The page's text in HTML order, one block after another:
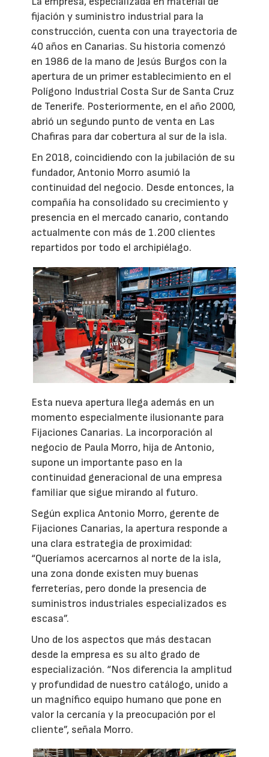
fijación y suministro industrial para la
construcción, cuenta con una trayectoria de
40 años en Canarias. Su historia comenzó
en 1986 de la mano de Jesús Burgos con la
apertura de un primer establecimiento en el
Polígono Industrial Costa Sur de Santa Cruz
de Tenerife. Posteriormente, en el año 2000,
abrió un segundo punto de venta en Las
Chafiras para dar cobertura al sur de la isla.
En 2018, coincidiendo con la jubilación de su
fundador, Antonio Morro asumió la
continuidad del negocio. Desde entonces, la
compañía ha consolidado su crecimiento y
presencia en el mercado canario, contando
actualmente con más de 1.200 clientes
repartidos por todo el archipiélago.
Esta nueva apertura llega además en un
momento especialmente ilusionante para
Fijaciones Canarias. La incorporación al
negocio de Paula Morro, hija de Antonio,
supone un importante paso en la
continuidad generacional de una empresa
familiar que sigue mirando al futuro.
Según explica Antonio Morro, gerente de
Fijaciones Canarias, la apertura responde a
una clara estrategia de proximidad:
“Queríamos acercarnos al norte de la isla,
una zona donde existen muy buenas
ferreterías, pero donde la presencia de
suministros industriales especializados es
escasa”.
Uno de los aspectos que más destacan
desde la empresa es su alto grado de
especialización. “Nos diferencia la amplitud
y profundidad de nuestro catálogo, unido a
un magnífico equipo humano que pone en
valor la cercanía y la preocupación por el
cliente”, señala Morro.